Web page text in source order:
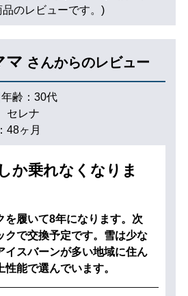
のレビューです。)
マ さんからのレビュー
年齢： 30代
セレナ
48ヶ月
か乗れなくなりま
を履いて8年になります。次
クで交換予定です。雪は少な
イスバーンが多い地域に住ん
能で選んでいます。